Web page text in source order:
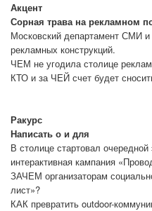
Акцент
Сорная трава на рекламном
Московский департамент СМИ
рекламных конструкций.
ЧЕМ не угодила столице
КТО и за ЧЕЙ счет будет
Ракурс
Написать о и для
В столице стартовал
интерактивная кампания
ЗАЧЕМ организаторам
лист»?
КАК превратить outdoor-